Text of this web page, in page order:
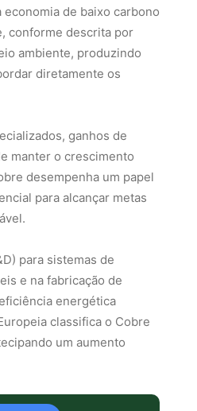
de baixo carbono
conforme descrita por
ambiente, produzindo
diretamente os
ganhos de
manter o crescimento
desempenha um papel
para alcançar metas
para sistemas de
e na fabricação de
energética
classifica o Cobre
um aumento